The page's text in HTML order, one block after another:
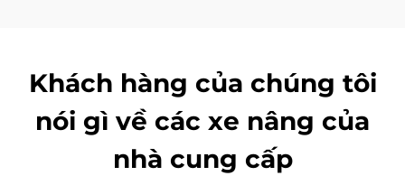
Khách hàng của chúng tôi
nói gì về các xe nâng của
nhà cung cấp